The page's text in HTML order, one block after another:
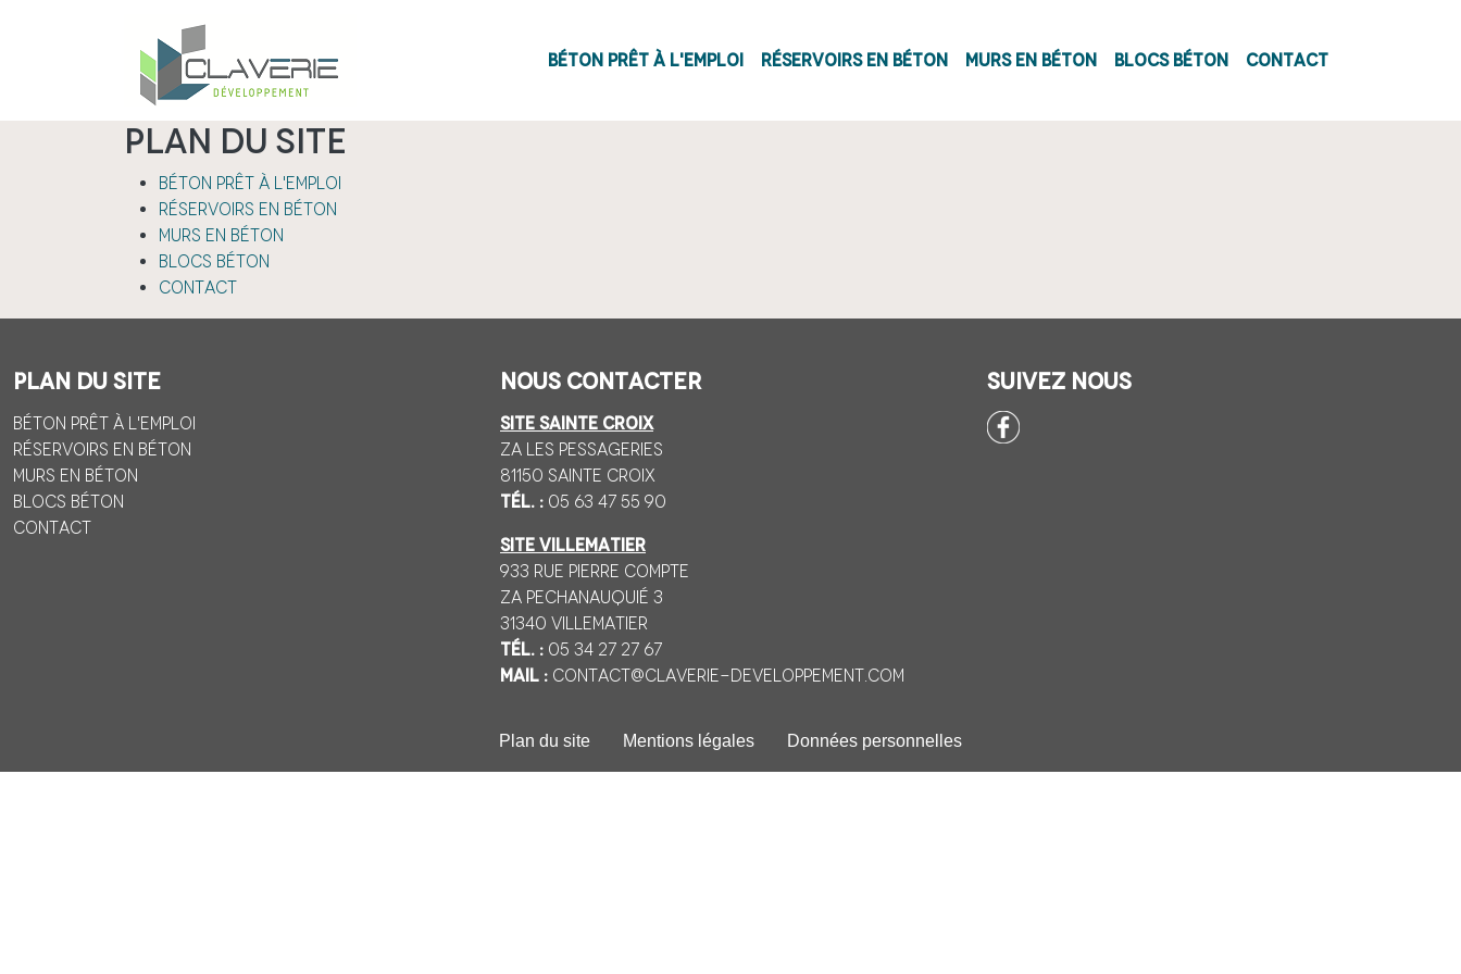
Navigation principale
Béton prêt à l'emploi Réservoirs en béton Murs en béton Blocs béton Contact
Plan du site
Béton prêt à l'emploi
Réservoirs en béton
Murs en béton
Blocs béton
Contact
Plan du site
Béton prêt à l'emploi
Réservoirs en béton
Murs en béton
Blocs béton
Contact
Nous contacter
SITE SAINTE CROIX
ZA Les Pessageries
81150 Sainte CROIX
Tél. : 05 63 47 55 90
SITE VILLEMATIER
933 Rue Pierre Compte
ZA Pechanauquié 3
31340 VILLEMATIER
Tél. : 05 34 27 27 67
Mail : contact@claverie-developpement.com
Suivez nous
Plan du site Mentions légales Données personnelles